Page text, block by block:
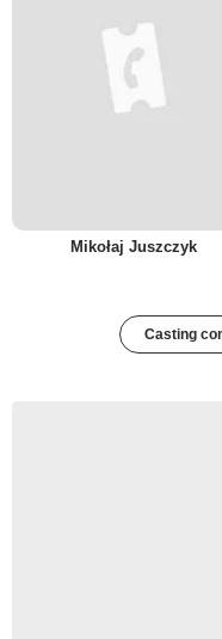
Mikołaj Juszczyk
Casting